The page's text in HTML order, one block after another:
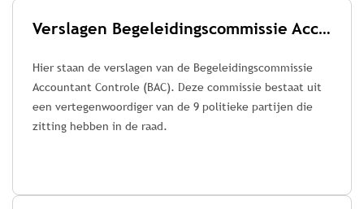
Verslagen Begeleidingscommissie Accountant Controle (BAC)
Hier staan de verslagen van de Begeleidingscommissie
Accountant Controle (BAC). Deze commissie bestaat uit
een vertegenwoordiger van de 9 politieke partijen die
zitting hebben in de raad.